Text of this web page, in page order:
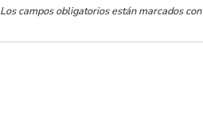
Los campos obligatorios están marcados con